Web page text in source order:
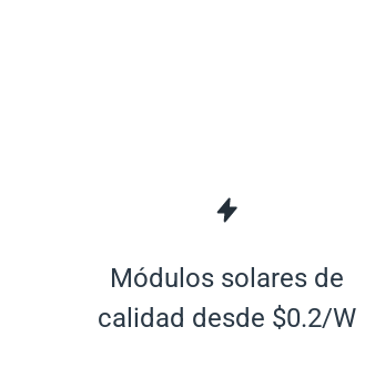
Módulos solares de
calidad desde $0.2/W